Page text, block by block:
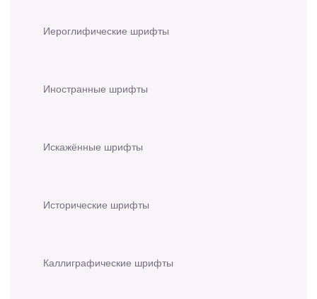
Иероглифические шрифты
Иностранные шрифты
Искажённые шрифты
Исторические шрифты
Каллиграфические шрифты